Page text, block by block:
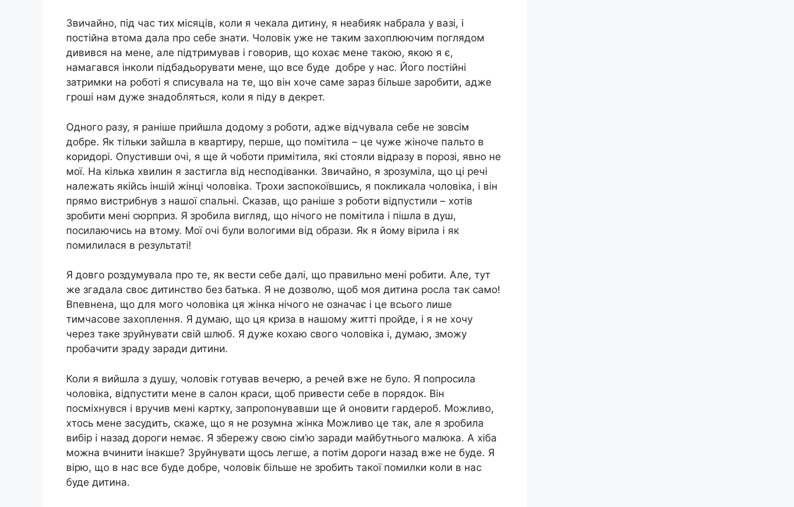
Звичайно, під час тих місяців, коли я чекала дитину, я неабияк набрала у вазі, і
постійна втома дала про себе знати. Чоловік уже не таким захоплюючим поглядом
дивився на мене, але підтримував і говорив, що кохає мене такою, якою я є,
намагався інколи підбадьорувати мене, що все буде добре у нас. Його постійні
затримки на роботі я списувала на те, що він хоче саме зараз більше заробити, адже
гроші нам дуже знадобляться, коли я піду в декрет.
Одного разу, я раніше прийшла додому з роботи, адже відчувала себе не зовсім
добре. Як тільки зайшла в квартиру, перше, що помітила – це чуже жіноче пальто в
коридорі. Опустивши очі, я ще й чоботи примітила, які стояли відразу в порозі, явно не
мої. На кілька хвилин я застигла від несподіванки. Звичайно, я зрозуміла, що ці речі
належать якійсь іншій жінці чоловіка. Трохи заспокоївшись, я покликала чоловіка, і він
прямо вистрибнув з нашої спальні. Сказав, що раніше з роботи відпустили – хотів
зробити мені сюрприз. Я зробила вигляд, що нічого не помітила і пішла в душ,
посилаючись на втому. Мої очі були вологими від образи. Як я йому вірила і як
помилилася в результаті!
Я довго роздумувала про те, як вести себе далі, що правильно мені робити. Але, тут
же згадала своє дитинство без батька. Я не дозволю, щоб моя дитина росла так само!
Впевнена, що для мого чоловіка ця жінка нічого не означає і це всього лише
тимчасове захоплення. Я думаю, що ця криза в нашому житті пройде, і я не хочу
через таке зруйнувати свій шлюб. Я дуже кохаю свого чоловіка і, думаю, зможу
пробачити зраду заради дитини.
Коли я вийшла з душу, чоловік готував вечерю, а речей вже не було. Я попросила
чоловіка, відпустити мене в салон краси, щоб привести себе в порядок. Він
посміхнувся і вручив мені картку, запропонувавши ще й оновити гардероб. Можливо,
хтось мене засудить, скаже, що я не розумна жінка Можливо це так, але я зробила
вибір і назад дороги немає. Я збережу свою сім’ю заради майбутнього малюка. А хіба
можна вчинити інакше? Зруйнувати щось легше, а потім дороги назад вже не буде. Я
вірю, що в нас все буде добре, чоловік більше не зробить такої помилки коли в нас
буде дитина.